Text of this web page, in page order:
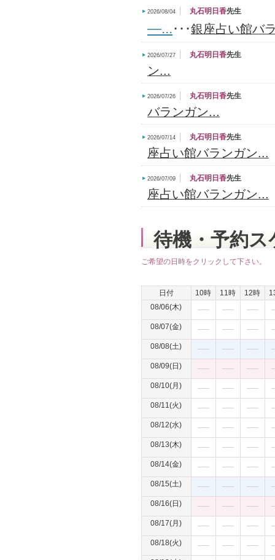
2026/08/04 丸石明日香先生
—...･･･銀座占い館バ
2026/07/27 丸石明日香先生
ン...
2026/07/26 丸石明日香先生
バランガン...
2026/07/14 丸石明日香先生
座占い館バランガン...
2026/07/09 丸石明日香先生
座占い館バランガン...
待機・予約
ご希望の日時をクリックして下さい。
日付 10時 11時 12時
08/06(木)
08/07(金)
08/08(土)
08/09(日)
08/10(月)
08/11(火)
08/12(水)
08/13(木)
08/14(金)
08/15(土)
08/16(日)
08/17(月)
08/18(火)